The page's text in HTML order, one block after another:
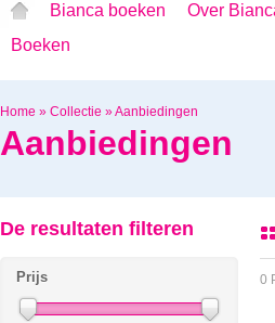
Bianca boeken Over
Boeken
Home » Collectie »Aanbiedingen
Aanbiedingen
0
De resultaten filteren
Prijs